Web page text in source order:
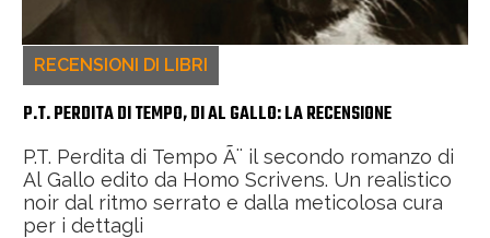
RECENSIONI DI LIBRI
P.T. PERDITA DI TEMPO, DI AL GALLO: LA RECENSIONE
P.T. Perdita di Tempo Ã¨ il secondo romanzo di
Al Gallo edito da Homo Scrivens. Un realistico
noir dal ritmo serrato e dalla meticolosa cura
per i dettagli